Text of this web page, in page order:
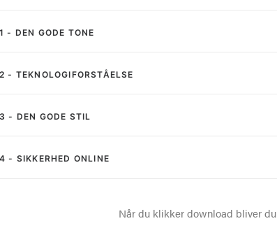
- DEN GODE TONE
- TEKNOLOGIFORSTÅELSE
- DEN GODE STIL
- SIKKERHED ONLINE
Når du klikker download bliver